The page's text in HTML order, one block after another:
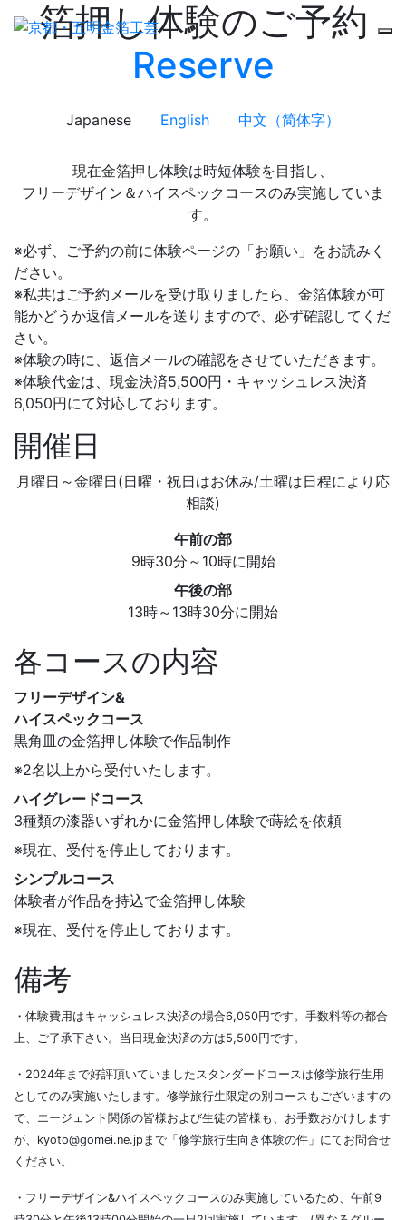
箔押し体験のご予約
Reserve
Japanese English 中文（简体字）
現在金箔押し体験は時短体験を目指し、
フリーデザイン＆ハイスペックコースのみ実施していま
す。
※必ず、ご予約の前に体験ページの「お願い」をお読みく
ださい。
※私共はご予約メールを受け取りましたら、金箔体験が可
能かどうか返信メールを送りますので、必ず確認してくだ
さい。
※体験の時に、返信メールの確認をさせていただきます。
※体験代金は、現金決済5,500円・キャッシュレス決済
6,050円にて対応しております。
開催日
月曜日～金曜日(日曜・祝日はお休み/土曜は日程により応
相談)
午前の部
9時30分～10時に開始
午後の部
13時～13時30分に開始
各コースの内容
フリーデザイン&
ハイスペックコース
黒角皿の金箔押し体験で作品制作
※2名以上から受付いたします。
ハイグレードコース
3種類の漆器いずれかに金箔押し体験で蒔絵を依頼
※現在、受付を停止しております。
シンプルコース
体験者が作品を持込で金箔押し体験
※現在、受付を停止しております。
備考
・体験費用はキャッシュレス決済の場合6,050円です。手数料等の都合
上、ご了承下さい。当日現金決済の方は5,500円です。
・2024年まで好評頂いていましたスタンダードコースは修学旅行生用
としてのみ実施いたします。修学旅行生限定の別コースもございますの
で、エージェント関係の皆様および生徒の皆様も、お手数おかけします
が、kyoto@gomei.ne.jpまで「修学旅行生向き体験の件」にてお問合せ
ください。
・フリーデザイン&ハイスペックコースのみ実施しているため、午前9